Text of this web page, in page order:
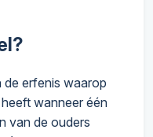
de erfenis waarop
wanneer één
van de ouders